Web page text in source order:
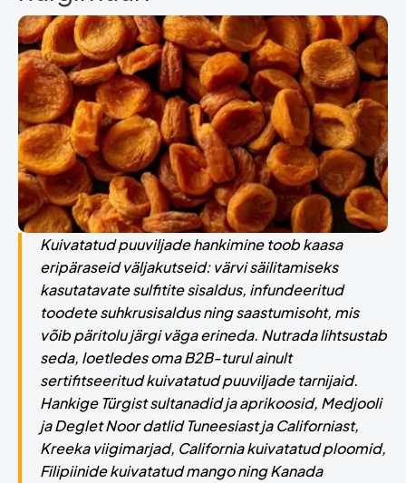
Kuivatatud puuviljade hankimine toob kaasa
eripäraseid väljakutseid: värvi säilitamiseks
kasutatavate sulfitite sisaldus, infundeeritud
toodete suhkrusisaldus ning saastumisoht, mis
võib päritolu järgi väga erineda. Nutrada lihtsustab
seda, loetledes oma B2B-turul ainult
sertifitseeritud kuivatatud puuviljade tarnijaid.
Hankige Türgist sultanadid ja aprikoosid, Medjooli
ja Deglet Noor datlid Tuneesiast ja Californiast,
Kreeka viigimarjad, California kuivatatud ploomid,
Filipiinide kuivatatud mango ning Kanada